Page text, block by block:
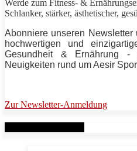
Werde zum Fitness- &
Schlanker, stärker, ästhetischer,
Abonniere unseren
hochwertigen und
Gesundheit & Ernährung -
Neuigkeiten rund um Aesir
Zur Newsletter-Anmeldung